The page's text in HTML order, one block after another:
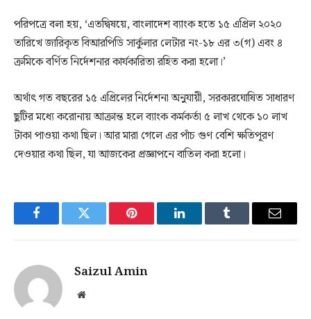
পরিপত্রে বলা হয়, ‘এতদ্বিষয়ে, বাংলাদেশ ব্যাংক হতে ১৫ এপ্রিল ২০২০
তারিখে জারিকৃত বিআরপিডি সার্কুলার লেটার নং-১৮ এর ৩(গ) এবং ৪
ক্রমিকে বর্ণিত নির্দেশনার কার্যকারিতা রহিত করা হলো।’
অর্থাৎ গত বছরের ১৫ এপ্রিলের নির্দেশনা অনুযায়ী, সরকারঘোষিত সাধারণ
ছুটির মধ্যে করোনায় আক্রান্ত হলে ব্যাংক কর্মকর্তা ৫ লাখ থেকে ১০ লাখ
টাকা পাওয়া কথা ছিল। আর মারা গেলে এর পাঁচ গুণ বেশি ক্ষতিপূরণ
দেওয়ার কথা ছিল, যা আজকের প্রজ্ঞাপনে বাতিল করা হলো।
FacebookTwitter Pinterest LinkedInTumblr Email
Saizul Amin
Website